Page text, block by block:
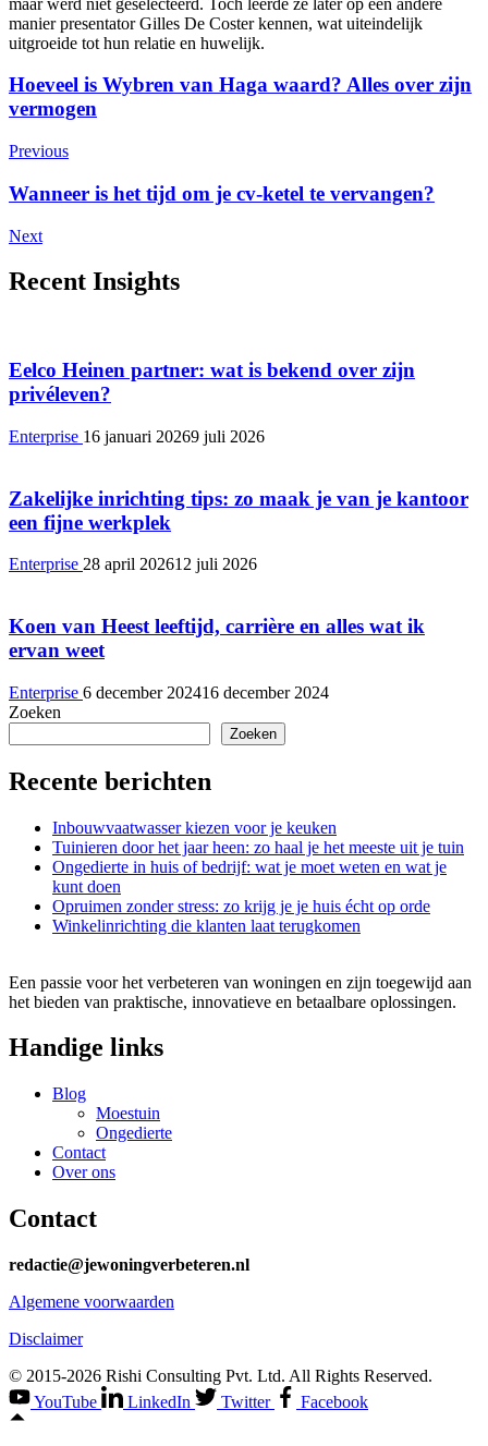
manier presentator Gilles De Coster kennen, wat uiteindelijk
uitgroeide tot hun relatie en huwelijk.
Post
Navigation
Hoeveel is Wybren van Haga waard? Alles over zijn
vermogen
Previous
Wanneer is het tijd om je cv-ketel te vervangen?
Next
Recent Insights
Eelco Heinen partner: wat is bekend over zijn
privéleven?
Enterprise 16 januari 20269 juli 2026
Zakelijke inrichting tips: zo maak je van je kantoor
een fijne werkplek
Enterprise 28 april 202612 juli 2026
Koen van Heest leeftijd, carrière en alles wat ik
ervan weet
Enterprise 6 december 202416 december 2024
Zoeken
Zoeken
Recente berichten
Inbouwvaatwasser kiezen voor je keuken
Tuinieren door het jaar heen: zo haal je het meeste uit je tuin
Ongedierte in huis of bedrijf: wat je moet weten en wat je
kunt doen
Opruimen zonder stress: zo krijg je je huis écht op orde
Winkelinrichting die klanten laat terugkomen
Een passie voor het verbeteren van woningen en zijn toegewijd aan
het bieden van praktische, innovatieve en betaalbare oplossingen.
Handige links
Blog
Moestuin
Ongedierte
Contact
Over ons
Contact
redactie@jewoningverbeteren.nl
Algemene voorwaarden
Disclaimer
© 2015-2026 Rishi Consulting Pvt. Ltd. All Rights Reserved.
YouTube
LinkedIn Twitter Facebook